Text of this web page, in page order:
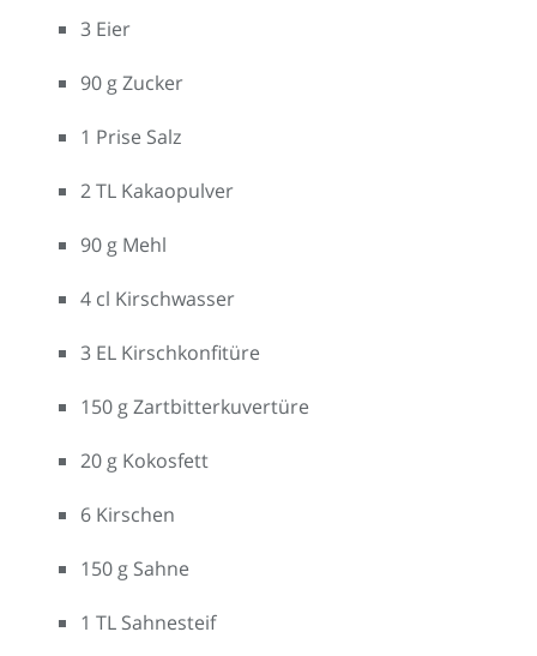
3 Eier
90 g Zucker
1 Prise Salz
2 TL Kakaopulver
90 g Mehl
4 cl Kirschwasser
3 EL Kirschkonfitüre
150 g Zartbitterkuvertüre
20 g Kokosfett
6 Kirschen
150 g Sahne
1 TL Sahnesteif